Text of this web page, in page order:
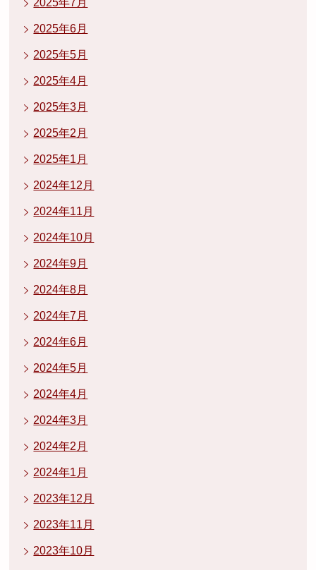
2025年7月
2025年6月
2025年5月
2025年4月
2025年3月
2025年2月
2025年1月
2024年12月
2024年11月
2024年10月
2024年9月
2024年8月
2024年7月
2024年6月
2024年5月
2024年4月
2024年3月
2024年2月
2024年1月
2023年12月
2023年11月
2023年10月